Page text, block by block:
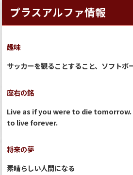
プラスアルファ情報
趣味
サッカーを観ることすること、ソフトボ
座右の銘
Live as if you were to die
to live forever.
将来の夢
素晴らしい人間になる